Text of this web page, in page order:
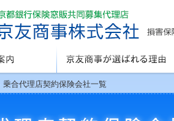
京友商事が選ばれる理由
乗合代理店契約保険会社一覧